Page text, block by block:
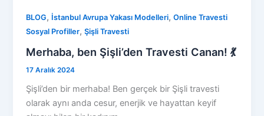
BLOG, İstanbul Avrupa Yakası Modelleri,Online Travesti
Sosyal Profiller,Şişli Travesti
Merhaba, ben Şişli’den Travesti Canan! 💃
17 Aralık 2024
Şişli’den bir merhaba! Ben gerçek bir Şişli travesti
olarak aynı anda cesur, enerjik ve hayattan keyif